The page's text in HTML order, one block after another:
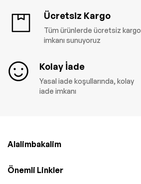
Ücretsiz Kargo
Tüm ürünlerde ücretsiz kargo
imkanı sunuyoruz
Kolay İade
Yasal iade koşullarında, kolay
iade imkanı
Alalimbakalim
Önemli Linkler